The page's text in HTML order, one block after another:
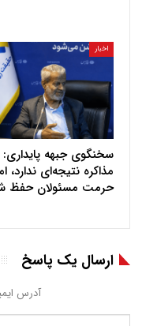
اخبار
سخنگوی جبهه پایداری:
مذاکره نتیجه‌ای ندارد،
حرمت مسئولان حفظ
ارسال یک پاسخ
آدرس